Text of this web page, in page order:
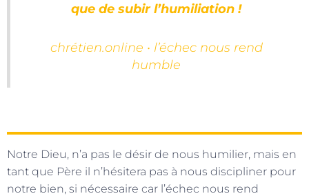
que de subir l’humiliation !
chrétien.online • l’échec nous rend
humble
Notre Dieu, n’a pas le désir de nous humilier, mais en
tant que Père il n’hésitera pas à nous discipliner pour
notre bien, si nécessaire car l’échec nous rend